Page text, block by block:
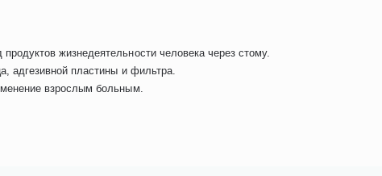
жизнедеятельности человека через стому.
адгезивной пластины и фильтра.
взрослым больным.